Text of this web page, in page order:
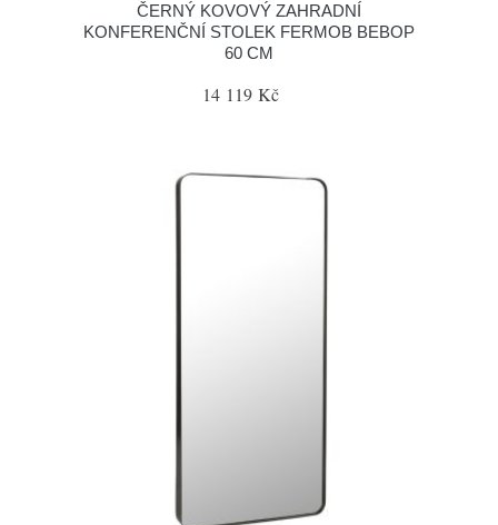
ČERNÝ KOVOVÝ ZAHRADNÍ
KONFERENČNÍ STOLEK FERMOB BEBOP
60 CM
14 119 Kč